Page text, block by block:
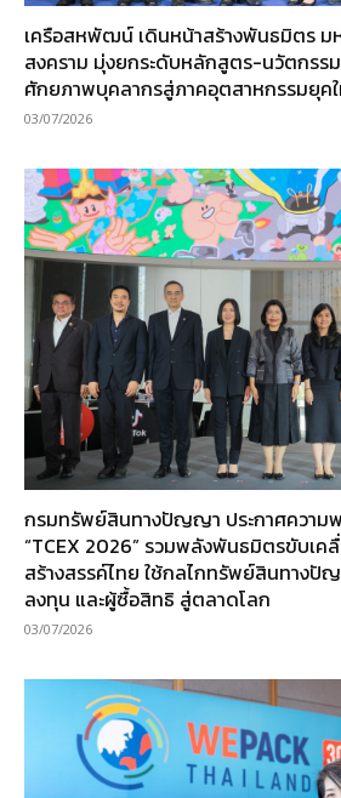
เครือสหพัฒน์ เดินหน้าสร้างพันธมิตร ม
สงคราม มุ่งยกระดับหลักสูตร-นวัตกรร
ศักยภาพบุคลากรสู่ภาคอุตสาหกรรมยุค
03/07/2026
กรมทรัพย์สินทางปัญญา ประกาศความพ
“TCEX 2026” รวมพลังพันธมิตรขับเค
สร้างสรรค์ไทย ใช้กลไกทรัพย์สินทางปั
ลงทุน และผู้ซื้อสิทธิ สู่ตลาดโลก
03/07/2026